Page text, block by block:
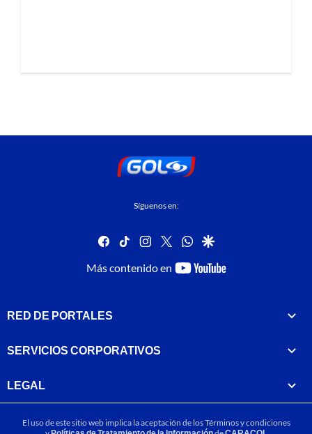
Síguenos en:
facebook
tiktok instagram
twitterwhatsapp
google
Más contenido en
youtube-
RED DE PORTALES
SERVICIOS CORPORATIVOS
LEGAL
El uso de este sitio web implica la aceptación de losTérminos y condiciones